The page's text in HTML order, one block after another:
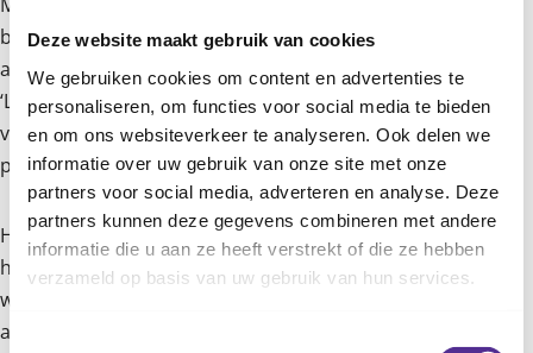
Deze website maakt gebruik van cookies
We gebruiken cookies om content en advertenties te
personaliseren, om functies voor social media te bieden
en om ons websiteverkeer te analyseren. Ook delen we
informatie over uw gebruik van onze site met onze
partners voor social media, adverteren en analyse. Deze
partners kunnen deze gegevens combineren met andere
informatie die u aan ze heeft verstrekt of die ze hebben
verzameld op basis van uw gebruik van hun services.
Toestemmingsselectie
belangrijkste is om goed voor jezelf te zorgen. ‘Rust is het
allerbelangrijkste als je Pfeiffer hebt’, benadrukt Layla.
‘Luister naar je lichaam en probeer overbelasting te
voorkomen. Als je hoofdpijn of koorts hebt, kun je
paracetamol gebruiken om je klachten te verlichten.’
Hiernaast adviseert Layla om je eigen tempo aan te
houden. ‘Geef jezelf de tijd om te herstellen. Je kunt pas
weer volledig meedoen aan school, sport en andere
activiteiten als je je echt beter voelt.’